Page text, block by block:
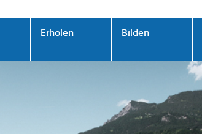
Erholen Bilden